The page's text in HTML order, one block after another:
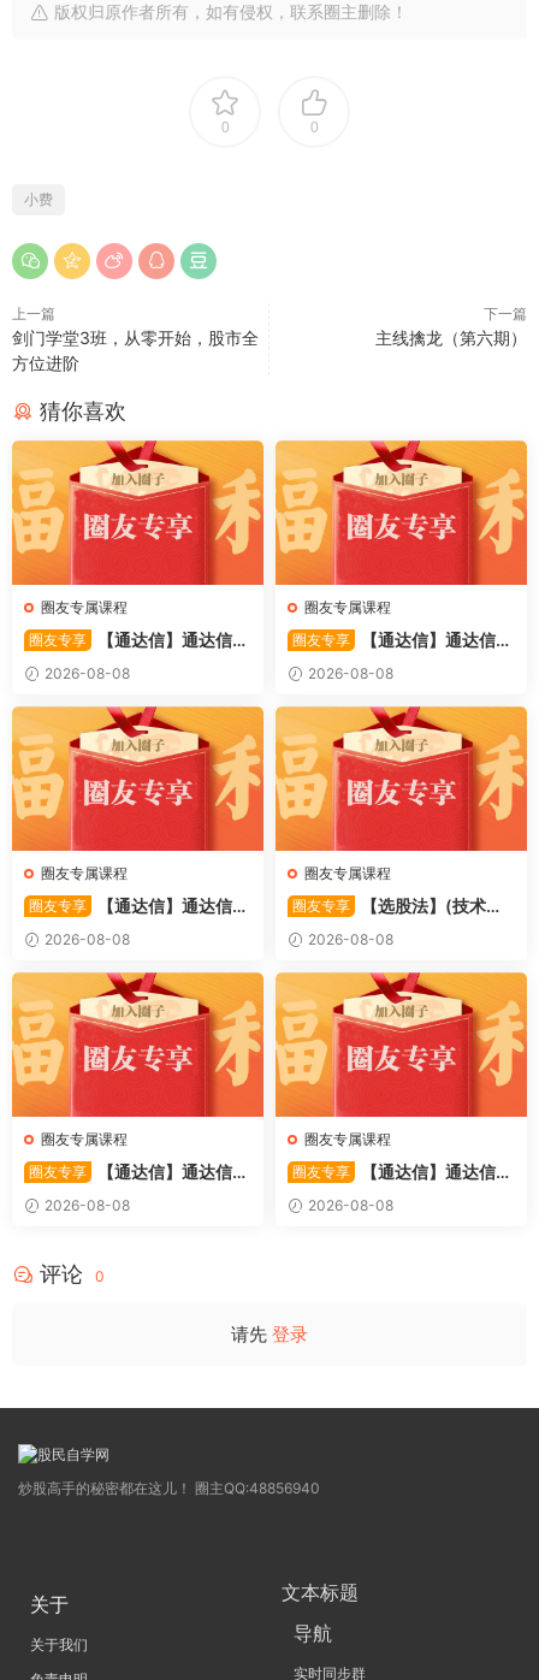
版权归原作者所有，如有侵权，联系圈主删除！
0 0
小费
上一篇
剑门学堂3班，从零开始，股市全
方位进阶
下一篇
主线擒龙（第六期）
猜你喜欢
圈友专属课程
圈友专享
【通达信】通达信
〖备战龙妖〗副图/选股 精准
捕捉龙头启动进场信号 源码
2026-08-08
圈友专属课程
圈友专享
【通达信】通达信
〖重心突破〗主副图/选股 捕
捉股价在特定形态下的反转与
启动信号 源码
2026-08-08
圈友专属课程
圈友专享
【通达信】通达信
〖萧啸双通道〗主图指标 研判
股价运行通道、捕捉短线买卖
时机 源码
2026-08-08
圈友专属课程
圈友专享
【选股法】(技术篇)
强势个股选股法操作理念、策
略与工具（上下）视频课程 共
2个视频
2026-08-08
圈友专属课程
圈友专享
【通达信】通达信
〖极致主力〗主副图/选股 放
量不算突破，站上压力才算！
2026-08-08
圈友专属课程
圈友专享
【通达信】通达信
〖超强MACD〗副图指标 斐波
那契+三重共振，捕捉买卖
2026-08-08
评论 0
请先 登录
炒股高手的秘密都在这儿！ 圈主QQ:48856940
关于
关于我们
文本标题
导航
实时同步群